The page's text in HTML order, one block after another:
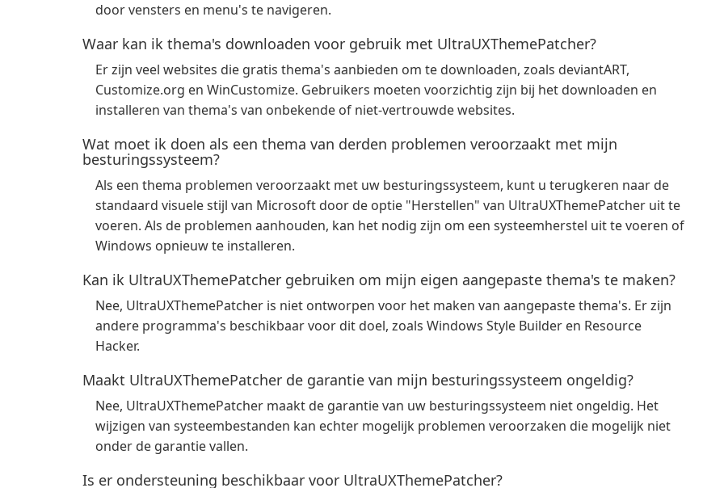
door vensters en menu's te navigeren.
Waar kan ik thema's downloaden voor gebruik met UltraUXThemePatcher?
Er zijn veel websites die gratis thema's aanbieden om te downloaden, zoals deviantART,
Customize.org en WinCustomize. Gebruikers moeten voorzichtig zijn bij het downloaden en
installeren van thema's van onbekende of niet-vertrouwde websites.
Wat moet ik doen als een thema van derden problemen veroorzaakt met mijn
besturingssysteem?
Als een thema problemen veroorzaakt met uw besturingssysteem, kunt u terugkeren naar de
standaard visuele stijl van Microsoft door de optie "Herstellen" van UltraUXThemePatcher uit te
voeren. Als de problemen aanhouden, kan het nodig zijn om een systeemherstel uit te voeren of
Windows opnieuw te installeren.
Kan ik UltraUXThemePatcher gebruiken om mijn eigen aangepaste thema's te maken?
Nee, UltraUXThemePatcher is niet ontworpen voor het maken van aangepaste thema's. Er zijn
andere programma's beschikbaar voor dit doel, zoals Windows Style Builder en Resource
Hacker.
Maakt UltraUXThemePatcher de garantie van mijn besturingssysteem ongeldig?
Nee, UltraUXThemePatcher maakt de garantie van uw besturingssysteem niet ongeldig. Het
wijzigen van systeembestanden kan echter mogelijk problemen veroorzaken die mogelijk niet
onder de garantie vallen.
Is er ondersteuning beschikbaar voor UltraUXThemePatcher?